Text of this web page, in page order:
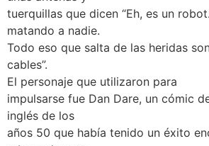
tuerquillas que dicen “Eh, es un
matando a nadie.
Todo eso que salta de las heridas
cables”.
El personaje que utilizaron para
impulsarse fue Dan Dare, un cómic
inglés de los
años 50 que había tenido un éxito